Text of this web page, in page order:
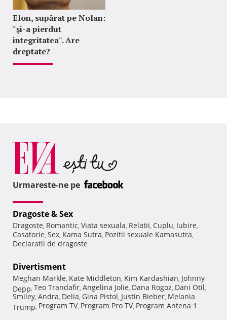
Elon, supărat pe Nolan:
"şi-a pierdut
integritatea". Are
dreptate?
Urmareste-ne pe
Dragoste & Sex
Dragoste, Romantic, Viata sexuala, Relatii, Cuplu, Iubire,
Casatorie, Sex, Kama Sutra, Pozitii sexuale Kamasutra,
Declaratii de dragoste
Divertisment
Meghan Markle, Kate Middleton, Kim Kardashian, Johnny
Depp, Teo Trandafir, Angelina Jolie, Dana Rogoz, Dani Otil,
Smiley, Andra, Delia, Gina Pistol, Justin Bieber, Melania
Trump, Program TV, Program Pro TV, Program Antena 1